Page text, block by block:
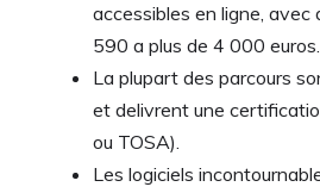
accessibles en ligne, avec
590 a plus de 4 000 euros.
La plupart des parcours
et delivrent une
ou TOSA).
Les logiciels